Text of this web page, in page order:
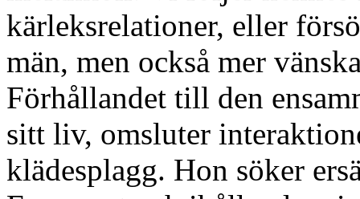
kärleksrelationer, eller
män, men också mer
Förhållandet till den
sitt liv, omsluter
klädesplagg. Hon söker